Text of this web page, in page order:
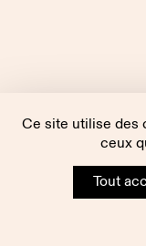
Ce site utilise des
ceux
Tout